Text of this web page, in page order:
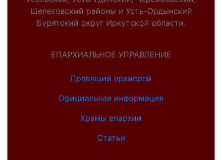
Шелеховский районы и Усть-Ордынский
Бурятский округ Иркутской области.
ЕПАРХИАЛЬНОЕ УПРАВЛЕНИЕ
Правящий архиерей
Официальная информация
Храмы епархии
Статьи